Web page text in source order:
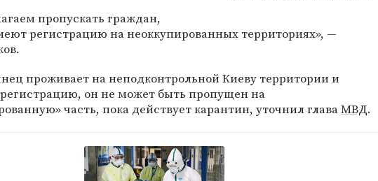
пропускать граждан,
регистрацию на неоккупированных территориях», —
проживает на неподконтрольной Киеву территории и
он не может быть пропущен на
часть, пока действует карантин, уточнил главаМВД.